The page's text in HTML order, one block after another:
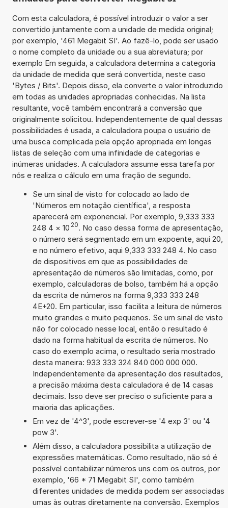
Com esta calculadora, é possível introduzir o valor a ser
convertido juntamente com a unidade de medida original;
por exemplo, '461 Megabit SI'. Ao fazê-lo, pode ser usado
o nome completo da unidade ou a sua abreviatura; por
exemplo Em seguida, a calculadora determina a categoria
da unidade de medida que será convertida, neste caso
'Bytes / Bits'. Depois disso, ela converte o valor introduzido
em todas as unidades apropriadas conhecidas. Na lista
resultante, você também encontrará a conversão que
originalmente solicitou. Independentemente de qual dessas
possibilidades é usada, a calculadora poupa o usuário de
uma busca complicada pela opção apropriada em longas
listas de seleção com uma infinidade de categorias e
inúmeras unidades. A calculadora assume essa tarefa por
nós e realiza o cálculo em uma fração de segundo.
Se um sinal de visto for colocado ao lado de
'Números em notação científica', a resposta
aparecerá em exponencial. Por exemplo, 9,333 333
248 4 × 10 20. No caso dessa forma de apresentação,
o número será segmentado em um expoente, aqui 20,
e no número efetivo, aqui 9,333 333 248 4. No caso
de dispositivos em que as possibilidades de
apresentação de números são limitadas, como, por
exemplo, calculadoras de bolso, também há a opção
da escrita de números na forma 9,333 333 248
4E+20. Em particular, isso facilita a leitura de números
muito grandes e muito pequenos. Se um sinal de visto
não for colocado nesse local, então o resultado é
dado na forma habitual da escrita de números. No
caso do exemplo acima, o resultado seria mostrado
desta maneira: 933 333 324 840 000 000 000.
Independentemente da apresentação dos resultados,
a precisão máxima desta calculadora é de 14 casas
decimais. Isso deve ser preciso o suficiente para a
maioria das aplicações.
Em vez de '4^3', pode escrever-se '4 exp 3' ou '4
pow 3'.
Além disso, a calculadora possibilita a utilização de
expressões matemáticas. Como resultado, não só é
possível contabilizar números uns com os outros, por
exemplo, '66 * 71 Megabit SI', como também
diferentes unidades de medida podem ser associadas
umas às outras diretamente na conversão. Exemplos